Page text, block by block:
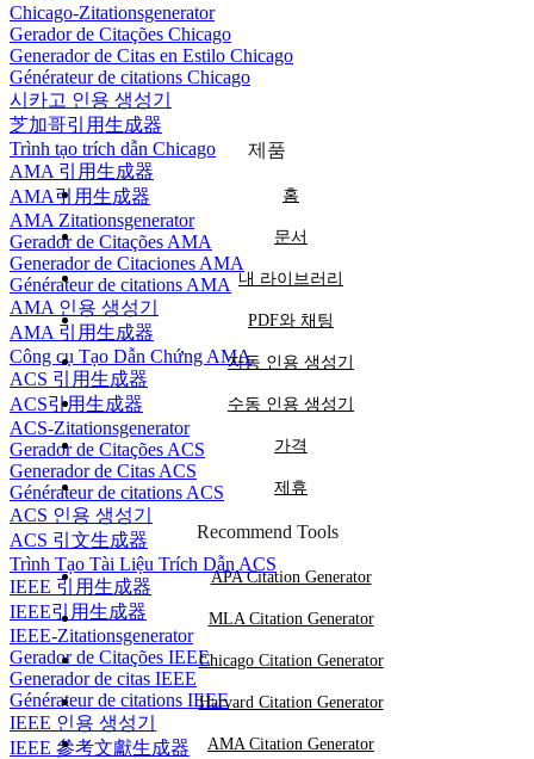
Chicago-Zitationsgenerator
Gerador de Citações Chicago
Generador de Citas en Estilo Chicago
Générateur de citations Chicago
시카고 인용 생성기
芝加哥引用生成器
Trình tạo trích dẫn Chicago
AMA 引用生成器
AMA引用生成器
AMA Zitationsgenerator
Gerador de Citações AMA
Generador de Citaciones AMA
Générateur de citations AMA
AMA 인용 생성기
AMA 引用生成器
Công cụ Tạo Dẫn Chứng AMA
ACS 引用生成器
ACS引用生成器
ACS-Zitationsgenerator
Gerador de Citações ACS
Generador de Citas ACS
Générateur de citations ACS
ACS 인용 생성기
ACS 引文生成器
Trình Tạo Tài Liệu Trích Dẫn ACS
IEEE 引用生成器
IEEE引用生成器
IEEE-Zitationsgenerator
Gerador de Citações IEEE
Generador de citas IEEE
Générateur de citations IEEE
IEEE 인용 생성기
IEEE 參考文獻生成器
Koke AI를 홍보할 때는 추천이 정확히 추
적되고 커미션이 계정에 귀속될 수 있도록
항상 제휴 링크를 사용하세요.
또한 파트너가 당사 제품의 적극적인 옹호
자가 되도록 장려합니다. 제휴 프로그램을
유지하기 위해서는 파트너가 3개월마다 최
소 1명의 고객을 유치해야 합니다.
신규 제휴 파트너는 홍보 전에 무료 Koke
AI 계정을 만들어 제품을 체험할 수 있습니
다. 무료 멤버십 보상은 적격 추천 요건을 충
족한 후에만 제공됩니다.
고객이 무료 체험판을 사용 중인 경우 수
수료가 계산되지 않습니다.
모든 프로모터가 성실하게 홍보하고 부정
행위를 하지 않기를 바랍니다. 부정행위가
발견되면 즉시 협력을 중단하고 수수료를 취
소합니다. 좋은 협력 되길 바랍니다!
제품
홈
문서
내 라이브러리
PDF와 채팅
자동 인용 생성기
수동 인용 생성기
가격
제휴
Recommend Tools
APA Citation Generator
MLA Citation Generator
Chicago Citation Generator
Harvard Citation Generator
AMA Citation Generator